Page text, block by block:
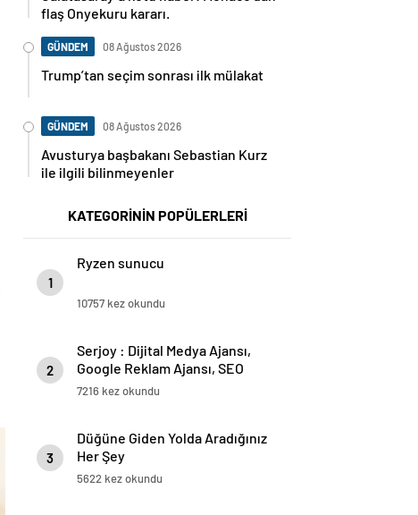
flaş Onyekuru kararı.
GÜNDEM 08 Ağustos 2026
Trump’tan seçim sonrası ilk mülakat
GÜNDEM 08 Ağustos 2026
Avusturya başbakanı Sebastian Kurz
ile ilgili bilinmeyenler
KATEGORİNİN POPÜLERLERİ
1
Ryzen sunucu
10757 kez okundu
2
Serjoy : Dijital Medya Ajansı,
Google Reklam Ajansı, SEO
Ajansı ve Web Tasarım Ajansı
7216 kez okundu
3
Düğüne Giden Yolda Aradığınız
Her Şey
5622 kez okundu